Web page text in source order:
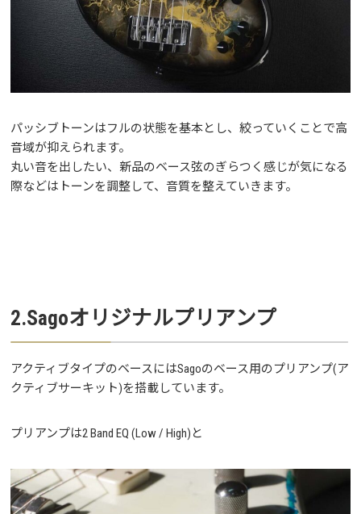
パッシブトーンはフルの状態を基本とし、絞っていくことで高
音域が抑えられます。
丸い音を出したい、新品のベース弦のぎらつく感じが気になる
際などはトーンを調整して、音質を整えていきます。
2.Sagoオリジナルプリアンプ
アクティブタイプのベースにはSagoのベース用のプリアンプ(ア
クティブサーキット)を搭載しています。
プリアンプは2 Band EQ (Low / High)と